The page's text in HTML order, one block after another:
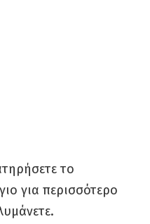
το
για περισσότερο